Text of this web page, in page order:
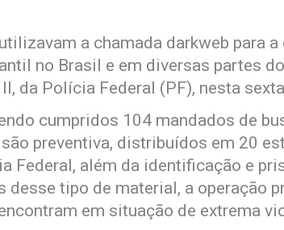
a chamada darkweb para
no Brasil e em diversas partes
da Polícia Federal (PF), nesta
cumpridos 104 mandados de
preventiva, distribuídos em 20
Federal, além da identificação e
desse tipo de material, a operação
em situação de extrema